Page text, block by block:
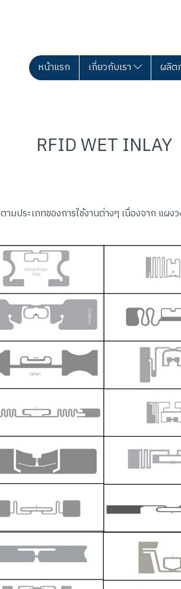
หน้าแรก เกี่ยวกับเรา ผลิ
RFID WET INLAY
มประเภทของการใช้งานต่างๆ เนื่องจาก แ